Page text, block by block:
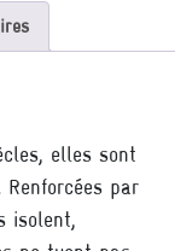
elles sont
Renforcées par
isolent,